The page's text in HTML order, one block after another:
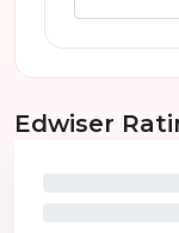
Παράλειψη
Edwiser